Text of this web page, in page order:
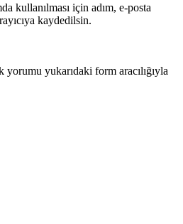
kullanılması için adım, e-posta
kaydedilsin.
yukarıdaki form aracılığıyla